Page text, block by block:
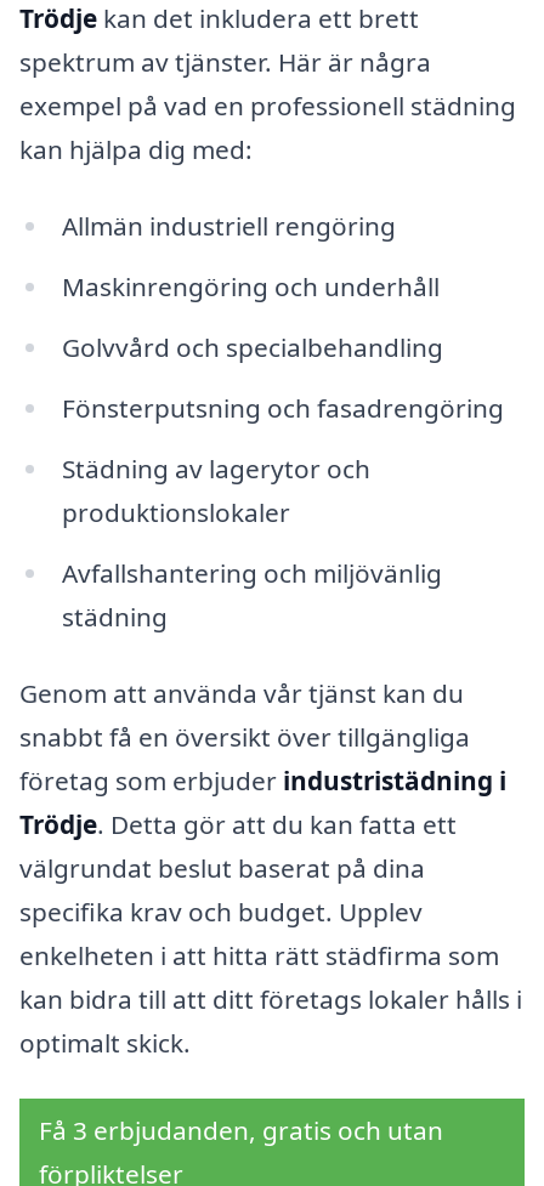
Trödje kan det inkludera ett brett
spektrum av tjänster. Här är några
exempel på vad en professionell städning
kan hjälpa dig med:
Allmän industriell rengöring
Maskinrengöring och underhåll
Golvvård och specialbehandling
Fönsterputsning och fasadrengöring
Städning av lagerytor och
produktionslokaler
Avfallshantering och miljövänlig
städning
Genom att använda vår tjänst kan du
snabbt få en översikt över tillgängliga
företag som erbjuder industristädning i
Trödje. Detta gör att du kan fatta ett
välgrundat beslut baserat på dina
specifika krav och budget. Upplev
enkelheten i att hitta rätt städfirma som
kan bidra till att ditt företags lokaler hålls i
optimalt skick.
Få 3 erbjudanden, gratis och utan
förpliktelser